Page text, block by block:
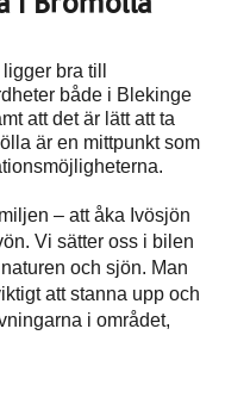
bra till
både i Blekinge
att det är lätt att ta
är en mittpunkt som
– att åka Ivösjön
Vi sätter oss i bilen
och sjön. Man
att stanna upp och
i området,